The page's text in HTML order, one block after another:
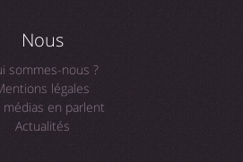
Nous
sommes-nous ?
légales
médias en parlent
Actualités